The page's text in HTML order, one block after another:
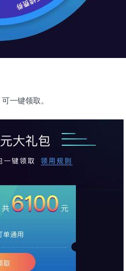
一键领取。